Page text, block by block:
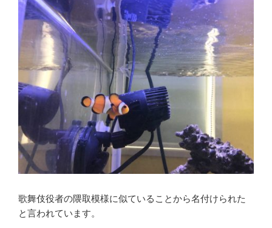
歌舞伎役者の隈取模様に似ていることから名付けられた
と言われています。